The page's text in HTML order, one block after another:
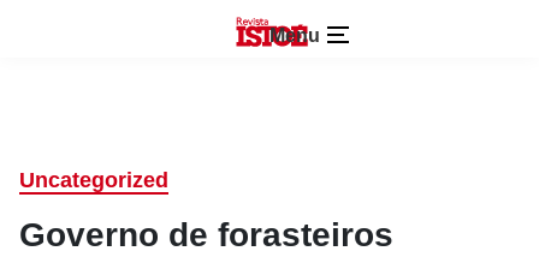
Menu
Uncategorized
Governo de forasteiros